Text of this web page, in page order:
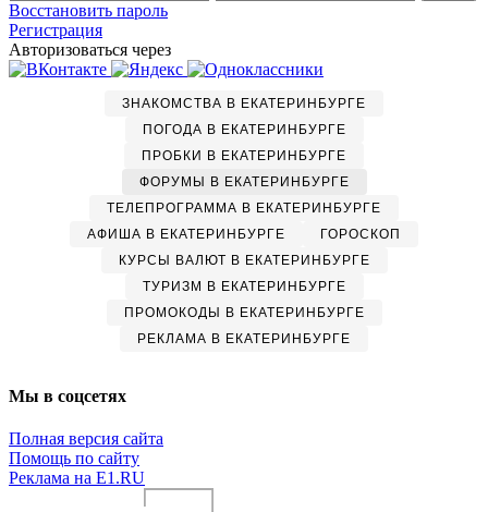
Восстановить пароль
Регистрация
Авторизоваться через
ЗНАКОМСТВА В ЕКАТЕРИНБУРГЕ
ПОГОДА В ЕКАТЕРИНБУРГЕ
ПРОБКИ В ЕКАТЕРИНБУРГЕ
ФОРУМЫ В ЕКАТЕРИНБУРГЕ
ТЕЛЕПРОГРАММА В ЕКАТЕРИНБУРГЕ
АФИША В ЕКАТЕРИНБУРГЕ
ГОРОСКОП
КУРСЫ ВАЛЮТ В ЕКАТЕРИНБУРГЕ
ТУРИЗМ В ЕКАТЕРИНБУРГЕ
ПРОМОКОДЫ В ЕКАТЕРИНБУРГЕ
РЕКЛАМА В ЕКАТЕРИНБУРГЕ
Мы в соцсетях
Полная версия сайта
Помощь по сайту
Реклама на E1.RU